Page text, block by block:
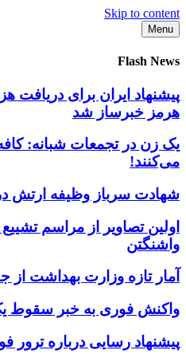
Skip to content
Menu
Flash News
پیشنهاد ایران برای دریافت
هرمز خبرساز شد
یک زن در تجمعات شبانه:
می‌کنند!
شهادت سرباز وظیفه ارتش
اولین تصاویر از مراسم
واشنگتن
آمار تازه وزارت بهداشت از
واکنش فوری به خبر سقوط
پیشنهاد رسایی درباره ترور